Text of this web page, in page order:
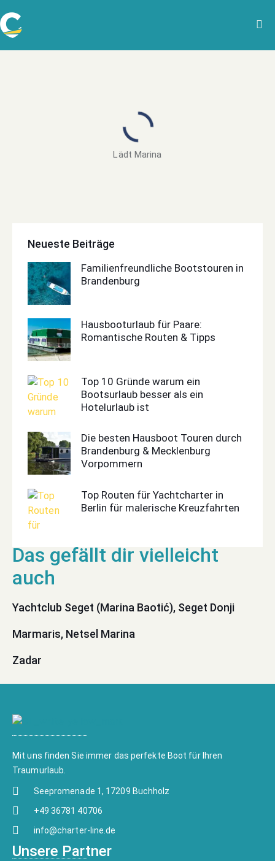
Lädt Marina
Neueste Beiträge
Familienfreundliche Bootstouren in
Brandenburg
Hausbooturlaub für Paare:
Romantische Routen & Tipps
Top 10 Gründe warum ein
Bootsurlaub besser als ein
Hotelurlaub ist
Die besten Hausboot Touren durch
Brandenburg & Mecklenburg
Vorpommern
Top Routen für Yachtcharter in
Berlin für malerische Kreuzfahrten
Yachtclub Seget (Marina Baotić), Seget Donji
Marmaris, Netsel Marina
Zadar
Mit uns finden Sie immer das perfekte Boot für Ihren
Traumurlaub.
Seepromenade 1, 17209 Buchholz
+49 36781 40706
info@charter-line.de
Unsere Partner